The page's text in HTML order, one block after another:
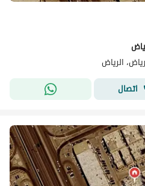
الرياض
اتصال